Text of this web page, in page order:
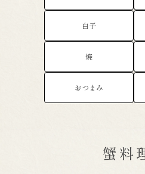
白子
焼
おつまみ
蟹料